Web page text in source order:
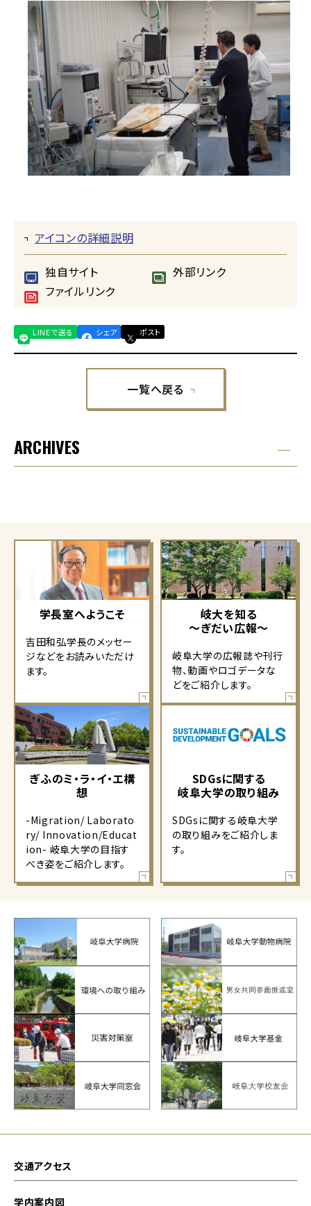
アイコンの詳細説明
独自サイト
外部リンク
ファイルリンク
LINEで送る シェア ポスト
一覧へ戻る
ARCHIVES
学長室へようこそ
吉田和弘学長のメッセー
ジなどをお読みいただけ
ます。
岐大を知る
～ぎだい広報～
岐阜大学の広報誌や刊行
物、動画やロゴデータな
どをご紹介します。
ぎふのミ・ラ・イ・エ構
想
-Migration/ Laborato
ry/ Innovation/Educat
ion- 岐阜大学の目指す
べき姿をご紹介します。
SDGsに関する
岐阜大学の取り組み
SDGsに関する岐阜大学
の取り組みをご紹介しま
す。
交通アクセス
学内案内図